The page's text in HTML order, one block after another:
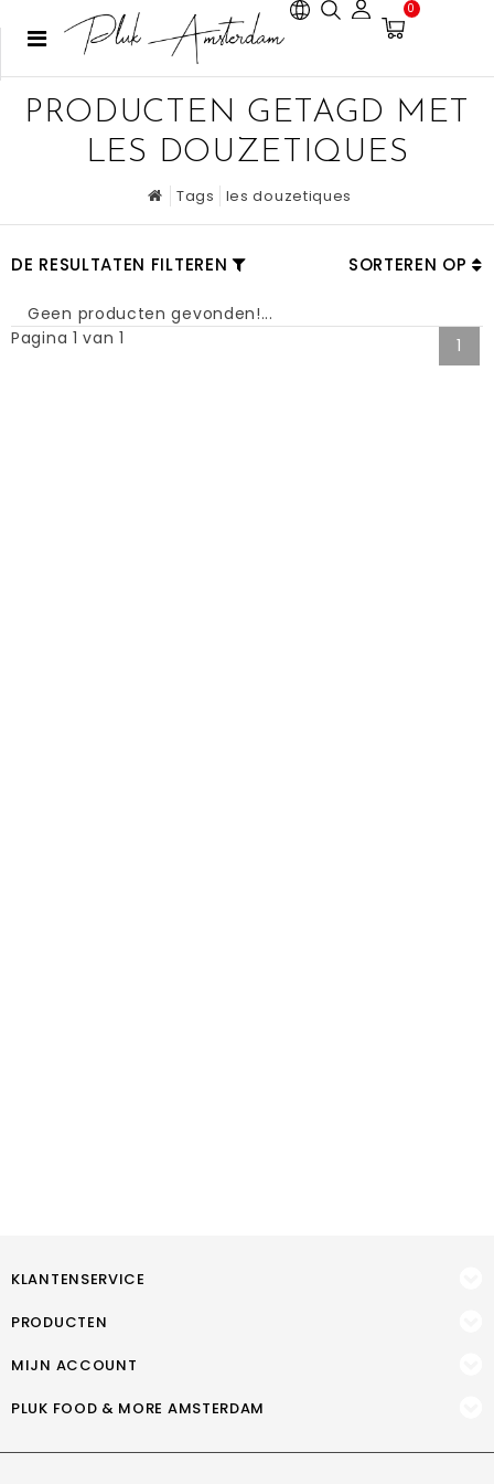
0
PRODUCTEN GETAGD MET
LES DOUZETIQUES
Tags les douzetiques
DE RESULTATEN FILTEREN SORTEREN OP
Geen producten gevonden!...
Pagina 1 van 1
1
KLANTENSERVICE
PRODUCTEN
MIJN ACCOUNT
PLUK FOOD & MORE AMSTERDAM